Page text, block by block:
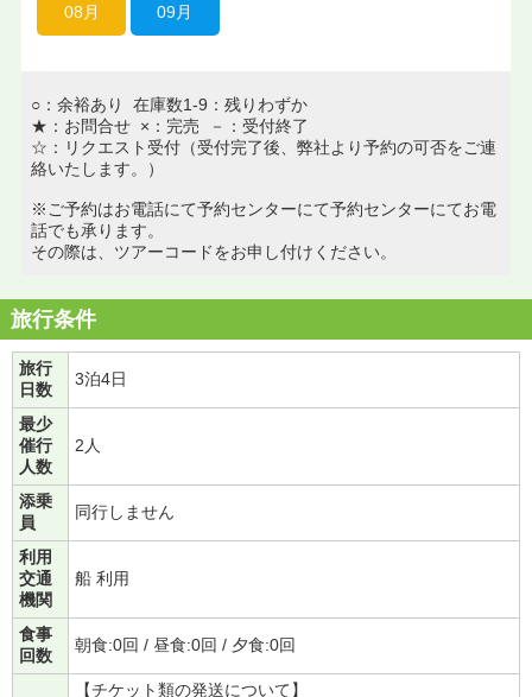
08月 09月
○：余裕あり 在庫数1-9：残りわずか
★：お問合せ ×：完売 －：受付終了
☆：リクエスト受付（受付完了後、弊社より予約の可否をご連
絡いたします。）
※ご予約はお電話にて予約センターにて予約センターにてお電
話でも承ります。
その際は、ツアーコードをお申し付けください。
旅行条件
旅行
日数
3泊4日
最少
催行
人数
2人
添乗
員
同行しません
利用
交通
機関
船 利用
食事
回数
朝食:0回 / 昼食:0回 / 夕食:0回
【チケット類の発送について】